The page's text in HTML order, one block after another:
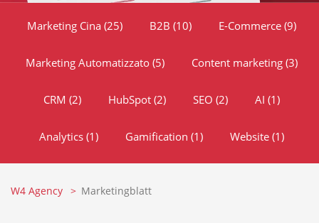
Marketing Cina (25) B2B (10) E-Commerce (9)
Marketing Automatizzato (5) Content marketing (3)
CRM (2) HubSpot (2) SEO (2) AI (1)
Analytics (1) Gamification (1) Website (1)
W4 Agency Marketingblatt